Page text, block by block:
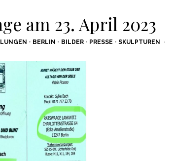
am 23. April 2023
• BERLIN • BILDER • PRESSE •SKULPTUREN